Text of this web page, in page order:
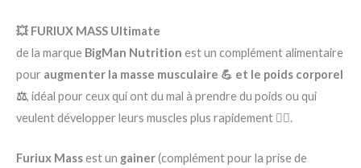
💥 FURIUX MASS Ultimate
de la marque BigMan Nutrition est un complément alimentaire
pour augmenter la masse musculaire 💪 et le poids corporel
⚖️, idéal pour ceux qui ont du mal à prendre du poids ou qui
veulent développer leurs muscles plus rapidement 🏋️‍♂️.
Furiux Massest un gainer(complément pour la prise de